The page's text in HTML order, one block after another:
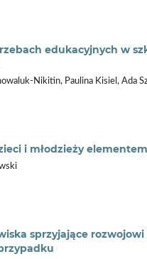
edukacyjnych w
Nikitin, Paulina Kisiel, Ada
i młodzieży
sprzyjające